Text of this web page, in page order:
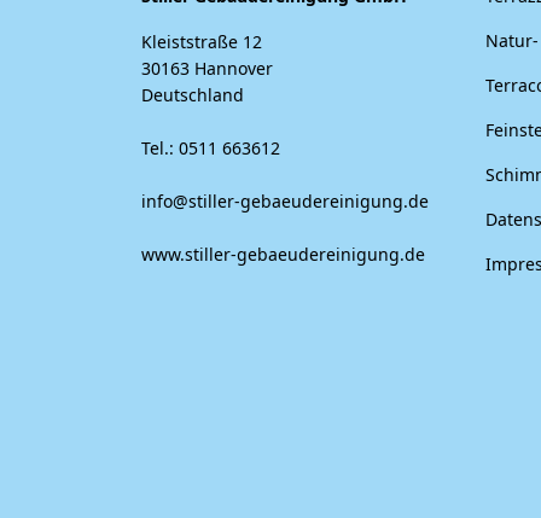
Kleiststraße 12
30163 Hannover
Deutschland
Tel.: 0511 663612
info@stiller-gebaeudereinigung.de
www.stiller-gebaeudereinigung.de